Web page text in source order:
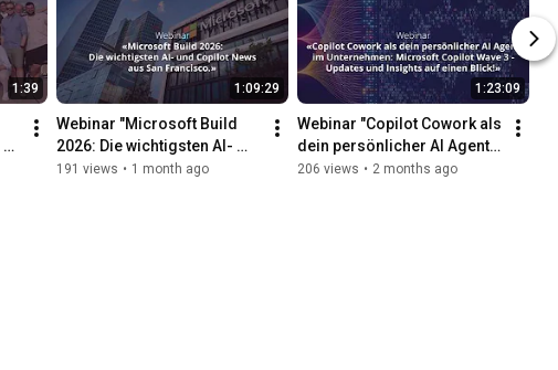
1:39 1:09:29
Webinar "Microsoft Build
2026: Die wichtigsten AI-
und Copilot News aus San
191 views • 1 month ago
1:23:09
Webinar "Copilot Cowork als
dein persönlicher AI Agent
im Unternehmen! / 05.2026
206 views • 2 months ago